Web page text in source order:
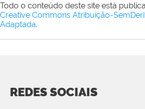
Todo o conteúdo deste site está
Creative Commons Atribuição-
Adaptada.
REDES SOCIAIS